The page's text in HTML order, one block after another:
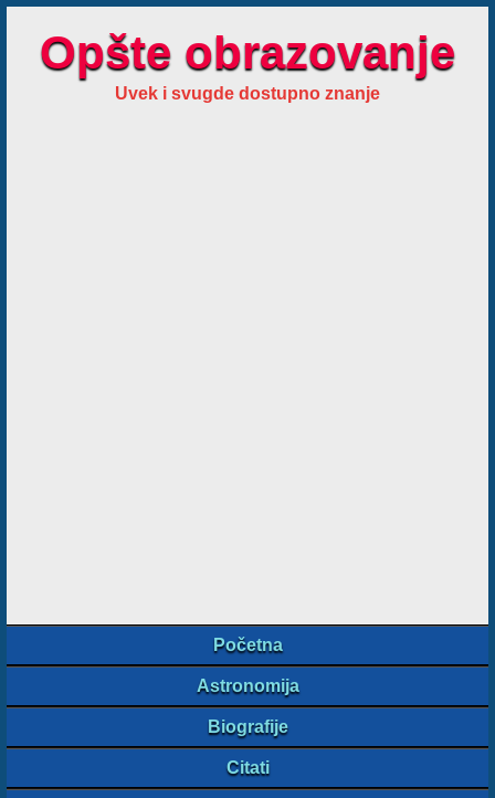
Opšte obrazovanje
Uvek i svugde dostupno znanje
Početna
Astronomija
Biografije
Citati